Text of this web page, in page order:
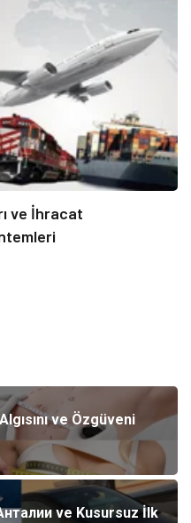
ve İhracat
ve Özgüveni
ve Kusursuz İlk